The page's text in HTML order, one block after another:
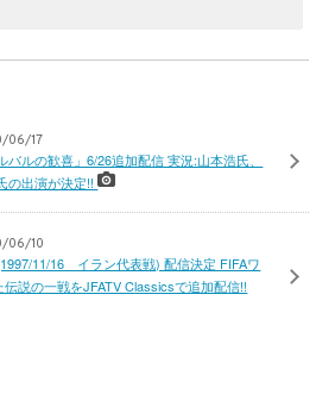
06/17
ルの歓喜」6/26追加配信 実況:山本浩氏、
の出演が決定!!
06/10
11/16 イラン代表戦) 配信決定 FIFAワ
説の一戦をJFATV Classicsで追加配信!!